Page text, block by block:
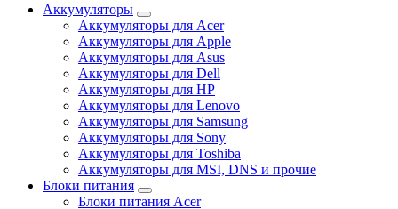
Аккумуляторы
Аккумуляторы для Acer
Аккумуляторы для Apple
Аккумуляторы для Asus
Аккумуляторы для Dell
Аккумуляторы для HP
Аккумуляторы для Lenovo
Аккумуляторы для Samsung
Аккумуляторы для Sony
Аккумуляторы для Toshiba
Аккумуляторы для MSI, DNS и прочие
Блоки питания
Блоки питания Acer